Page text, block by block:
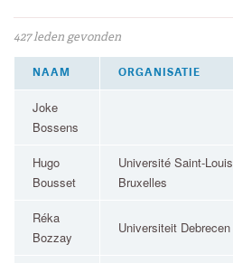
427 leden gevonden
NAAM ORGANISATIE
Joke
Bossens
Hugo
Bousset
Université Saint-Louis
Bruxelles
Réka
Bozzay
Universiteit Debrecen